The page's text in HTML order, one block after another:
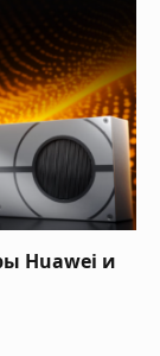
Huawei и